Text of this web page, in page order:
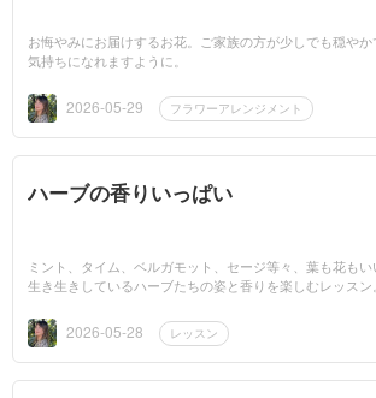
お悔やみにお届けするお花。ご家族の方が少しでも穏やか
気持ちになれますように。
2026-05-29 フラワーアレンジメント
ハーブの香りいっぱい
ミント、タイム、ベルガモット、セージ等々、葉も花もい
生き生きしているハーブたちの姿と香りを楽しむレッスン。
2026-05-28 レッスン